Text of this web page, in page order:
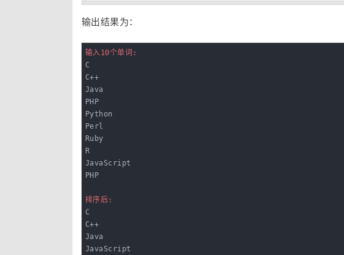
输出结果为：
输入10个单词:
C
C++
Java
PHP
Python
Perl
Ruby
R
JavaScript
PHP
排序后:
C
C++
Java
JavaScript